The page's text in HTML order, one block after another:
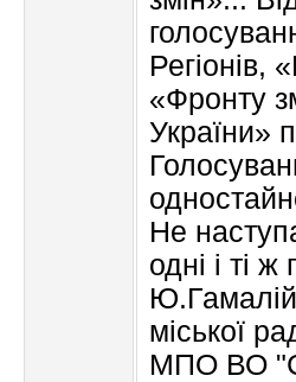
Регіонів,
«Фронту
України»
Не
одні і ті ж
міської
МПО ВО